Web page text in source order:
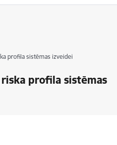
profila sistēmas izveidei
profila sistēmas